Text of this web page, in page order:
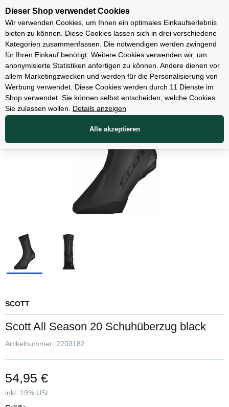
Unsere Filialen
Bekleidung
SCOTT
Scott All Season 20 Schuhüberzug black
Artikelnummer: 2203182
54,95 €
inkl. 19% USt.
Dieser Shop verwendet Cookies
Wir verwenden Cookies, um Ihnen ein optimales Einkaufserlebnis
bieten zu können. Diese Cookies lassen sich in drei verschiedene
Kategorien zusammenfassen. Die notwendigen werden zwingend
für Ihren Einkauf benötigt. Weitere Cookies verwenden wir, um
anonymisierte Statistiken anfertigen zu können. Andere dienen vor
allem Marketingzwecken und werden für die Personalisierung von
Werbung verwendet. Diese Cookies werden durch 11 Dienste im
Shop verwendet. Sie können selbst entscheiden, welche Cookies
Sie zulassen wollen.
Details anzeigen
Alle akzeptieren